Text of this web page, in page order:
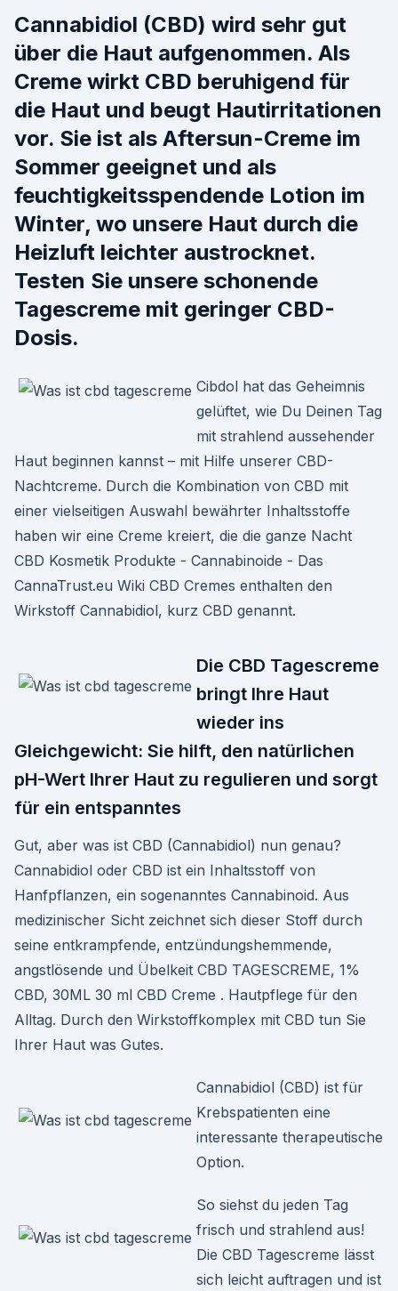
Cannabidiol (CBD) wird sehr gut
über die Haut aufgenommen. Als
Creme wirkt CBD beruhigend für
die Haut und beugt Hautirritationen
vor. Sie ist als Aftersun-Creme im
Sommer geeignet und als
feuchtigkeitsspendende Lotion im
Winter, wo unsere Haut durch die
Heizluft leichter austrocknet.
Testen Sie unsere schonende
Tagescreme mit geringer CBD-
Dosis.
Cibdol hat das Geheimnis
gelüftet, wie Du Deinen Tag
mit strahlend aussehender
Haut beginnen kannst – mit Hilfe unserer CBD-
Nachtcreme. Durch die Kombination von CBD mit
einer vielseitigen Auswahl bewährter Inhaltsstoffe
haben wir eine Creme kreiert, die die ganze Nacht
CBD Kosmetik Produkte - Cannabinoide - Das
CannaTrust.eu Wiki CBD Cremes enthalten den
Wirkstoff Cannabidiol, kurz CBD genannt.
Die CBD Tagescreme
bringt Ihre Haut
wieder ins
Gleichgewicht: Sie hilft, den natürlichen
pH-Wert Ihrer Haut zu regulieren und sorgt
für ein entspanntes
Gut, aber was ist CBD (Cannabidiol) nun genau?
Cannabidiol oder CBD ist ein Inhaltsstoff von
Hanfpflanzen, ein sogenanntes Cannabinoid. Aus
medizinischer Sicht zeichnet sich dieser Stoff durch
seine entkrampfende, entzündungshemmende,
angstlösende und Übelkeit CBD TAGESCREME, 1%
CBD, 30ML 30 ml CBD Creme . Hautpflege für den
Alltag. Durch den Wirkstoffkomplex mit CBD tun Sie
Ihrer Haut was Gutes.
Cannabidiol (CBD) ist für
Krebspatienten eine
interessante therapeutische
Option.
So siehst du jeden Tag
frisch und strahlend aus!
Die CBD Tagescreme lässt
sich leicht auftragen und ist